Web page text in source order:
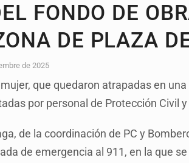
FONDO DE
DE PLAZA
de 2025
que quedaron atrapadas en
por personal de Protección Civil
de la coordinación de PC y
de emergencia al 911, en la que